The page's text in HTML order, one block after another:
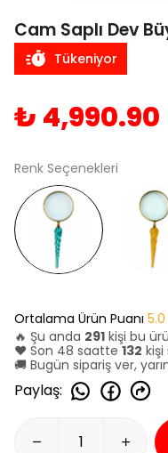
Cam Saplı Dev
Tükeniyor
₺ 4,990.90
Renk Seçenekleri
Ortalama Ürün Puanı 5.0
🔥 Şu anda 291 kişi bu
❤️ Son 48 saatte132
🚚 Bugün sipariş ver,
Paylaş: